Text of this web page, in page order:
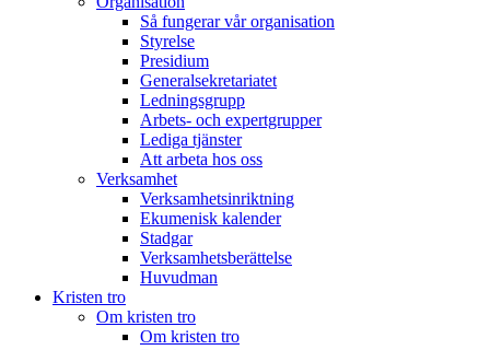
Så fungerar vår organisation
Styrelse
Presidium
Generalsekretariatet
Ledningsgrupp
Arbets- och expertgrupper
Lediga tjänster
Att arbeta hos oss
Verksamhet
Verksamhetsinriktning
Ekumenisk kalender
Stadgar
Verksamhetsberättelse
Huvudman
Kristen tro
Om kristen tro
Om kristen tro